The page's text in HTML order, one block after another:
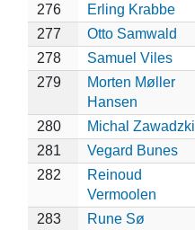
276
Erling Krabbe
277
Otto Samwald
278
Samuel Viles
279
Morten Møller
Hansen
280 Michal Zawadzki
281
Vegard Bunes
282
Reinoud
Vermoolen
283 Rune Sø